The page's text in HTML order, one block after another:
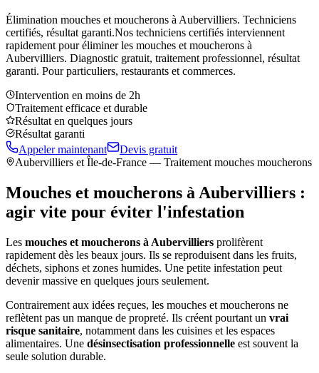
Élimination mouches et moucherons à Aubervilliers. Techniciens
certifiés, résultat garanti.Nos techniciens certifiés interviennent
rapidement pour éliminer les mouches et moucherons à
Aubervilliers. Diagnostic gratuit, traitement professionnel, résultat
garanti. Pour particuliers, restaurants et commerces.
Intervention en moins de 2h
Traitement efficace et durable
Résultat en quelques jours
Résultat garanti
Appeler maintenant
Devis gratuit
Aubervilliers et Île-de-France — Traitement mouches moucherons
Mouches et moucherons à Aubervilliers :
agir vite pour éviter l'infestation
Les mouches et moucherons à Aubervilliers prolifèrent
rapidement dès les beaux jours. Ils se reproduisent dans les fruits,
déchets, siphons et zones humides. Une petite infestation peut
devenir massive en quelques jours seulement.
Contrairement aux idées reçues, les mouches et moucherons ne
reflètent pas un manque de propreté. Ils créent pourtant un vrai
risque sanitaire, notamment dans les cuisines et les espaces
alimentaires. Une désinsectisation professionnelle est souvent la
seule solution durable.